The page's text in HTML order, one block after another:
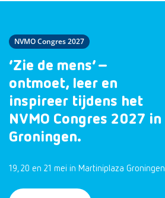
NVMO Congres 2027
‘Zie de mens’ –
ontmoet, leer en
inspireer tijdens het
NVMO Congres 2027 in
Groningen.
19, 20 en 21 mei in Martiniplaza Groningen